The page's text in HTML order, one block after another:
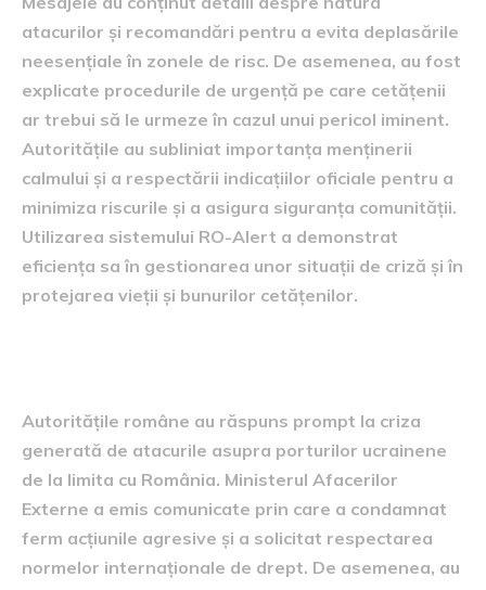
atacurilor și recomandări pentru a evita deplasările
neesențiale în zonele de risc. De asemenea, au fost
explicate procedurile de urgență pe care cetățenii
ar trebui să le urmeze în cazul unui pericol iminent.
Autoritățile au subliniat importanța menținerii
calmului și a respectării indicațiilor oficiale pentru a
minimiza riscurile și a asigura siguranța comunității.
Utilizarea sistemului RO-Alert a demonstrat
eficiența sa în gestionarea unor situații de criză și în
protejarea vieții și bunurilor cetățenilor.
Autoritățile române au răspuns prompt la criza
generată de atacurile asupra porturilor ucrainene
de la limita cu România. Ministerul Afacerilor
Externe a emis comunicate prin care a condamnat
ferm acțiunile agresive și a solicitat respectarea
normelor internaționale de drept. De asemenea, au